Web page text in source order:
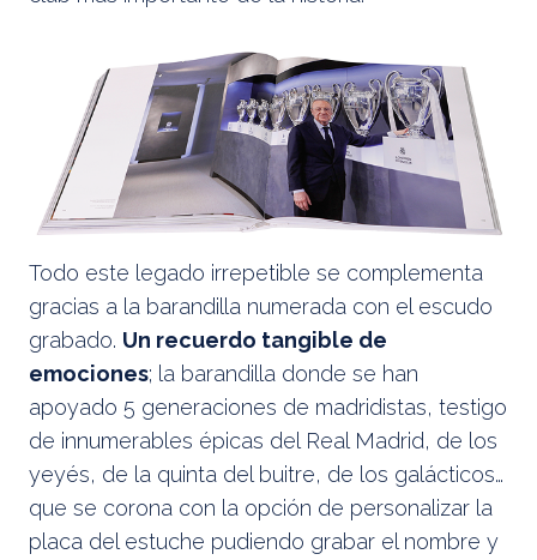
Todo este legado irrepetible se complementa
gracias a la barandilla numerada con el escudo
grabado. Un recuerdo tangible de
emociones; la barandilla donde se han
apoyado 5 generaciones de madridistas, testigo
de innumerables épicas del Real Madrid, de los
yeyés, de la quinta del buitre, de los galácticos…
que se corona con la opción de personalizar la
placa del estuche pudiendo grabar el nombre y